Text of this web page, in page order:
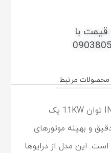
قیمت با
محصولات مرتبط
اینورتر سه فاز INVT GD200L توان 11KW یک
و بهینه موتورهای
این مدل از درایوها